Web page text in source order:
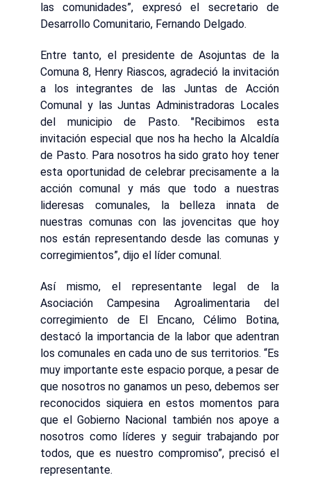
las comunidades”, expresó el secretario de
Desarrollo Comunitario, Fernando Delgado.
Entre tanto, el presidente de Asojuntas de la
Comuna 8, Henry Riascos, agradeció la invitación
a los integrantes de las Juntas de Acción
Comunal y las Juntas Administradoras Locales
del municipio de Pasto. "Recibimos esta
invitación especial que nos ha hecho la Alcaldía
de Pasto. Para nosotros ha sido grato hoy tener
esta oportunidad de celebrar precisamente a la
acción comunal y más que todo a nuestras
lideresas comunales, la belleza innata de
nuestras comunas con las jovencitas que hoy
nos están representando desde las comunas y
corregimientos”, dijo el líder comunal.
Así mismo, el representante legal de la
Asociación Campesina Agroalimentaria del
corregimiento de El Encano, Célimo Botina,
destacó la importancia de la labor que adentran
los comunales en cada uno de sus territorios. “Es
muy importante este espacio porque, a pesar de
que nosotros no ganamos un peso, debemos ser
reconocidos siquiera en estos momentos para
que el Gobierno Nacional también nos apoye a
nosotros como líderes y seguir trabajando por
todos, que es nuestro compromiso”, precisó el
representante.